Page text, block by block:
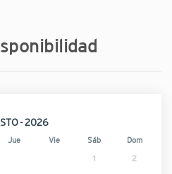
- 2026
Jue Vie Sáb Dom
1 2